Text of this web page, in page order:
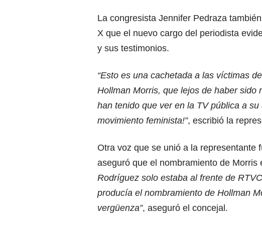
La congresista Jennifer Pedraza
X que el nuevo cargo del periodista
y sus testimonios.
“Esto es una cachetada a las víctimas
Hollman Morris, que lejos de haber sido
han tenido que ver en la TV pública a
movimiento feminista!”, escribió la
Otra voz que se unió a la representante
aseguró que el nombramiento de Morris
Rodríguez solo estaba al frente de
producía el nombramiento de Hollman
vergüenza”, aseguró el concejal.